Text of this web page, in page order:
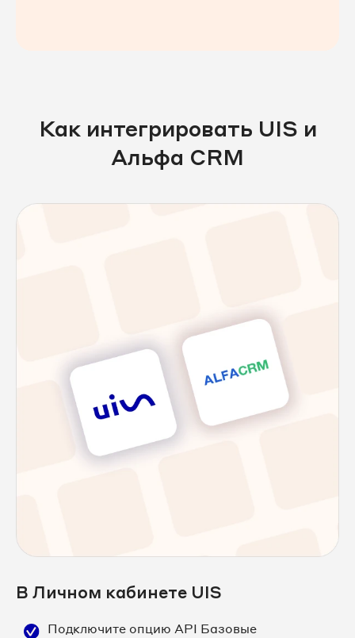
Как интегрировать UIS и
Альфа CRM
В Личном кабинете UIS
Подключите опцию API Базовые